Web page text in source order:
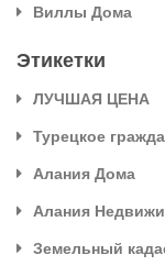
Виллы Дома
Этикетки
ЛУЧШАЯ ЦЕНА
Турецкое
Алания Дома
Алания
Земельный